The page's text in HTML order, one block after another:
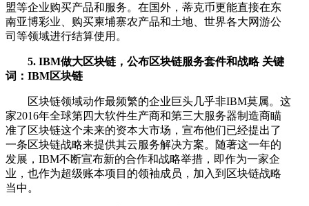
盟等企业购买产品和服务。在国外，蒂克币更能直接在东
南亚博彩业、购买柬埔寨农产品和土地、世界各大网游公
司等领域进行结算使用。
5. IBM做大区块链，公布区块链服务套件和战略 关键
词：IBM区块链
区块链领域动作最频繁的企业巨头几乎非IBM莫属。这
家2016年全球第四大软件生产商和第三大服务器制造商瞄
准了区块链这个未来的资本大市场，宣布他们已经提出了
一条区块链战略来提供其云服务解决方案。随著这一年的
发展，IBM不断宣布新的合作和战略举措，即作为一家企
业，也作为超级账本项目的领袖成员，加入到区块链战略
当中。